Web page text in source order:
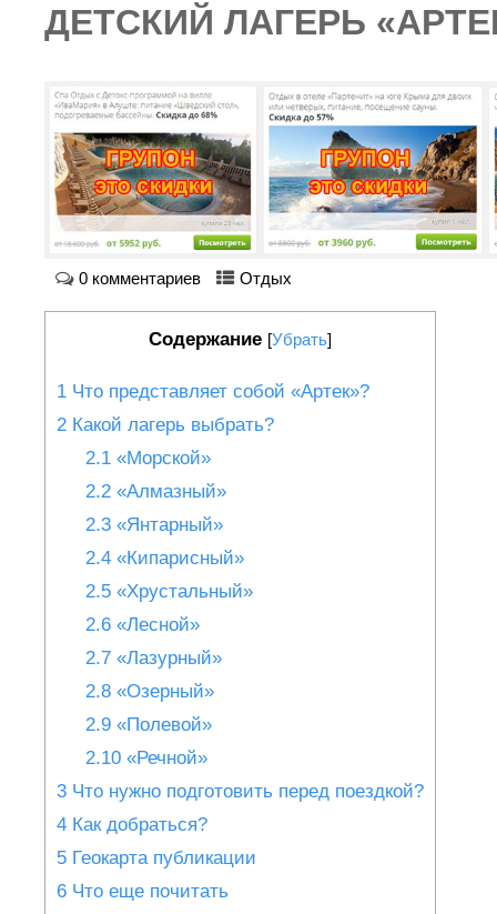
ДЕТСКИЙ ЛАГЕРЬ
0 комментариев Отдых
Содержание [Убрать]
1 Что представляет собой «Артек»?
2 Какой лагерь выбрать?
2.1«Морской»
2.2«Алмазный»
2.3«Янтарный»
2.4«Кипарисный»
2.5«Хрустальный»
2.6«Лесной»
2.7«Лазурный»
2.8«Озерный»
2.9«Полевой»
2.10«Речной»
3 Что нужно подготовить перед поездкой?
4 Как добраться?
5 Геокарта публикации
6 Что еще почитать